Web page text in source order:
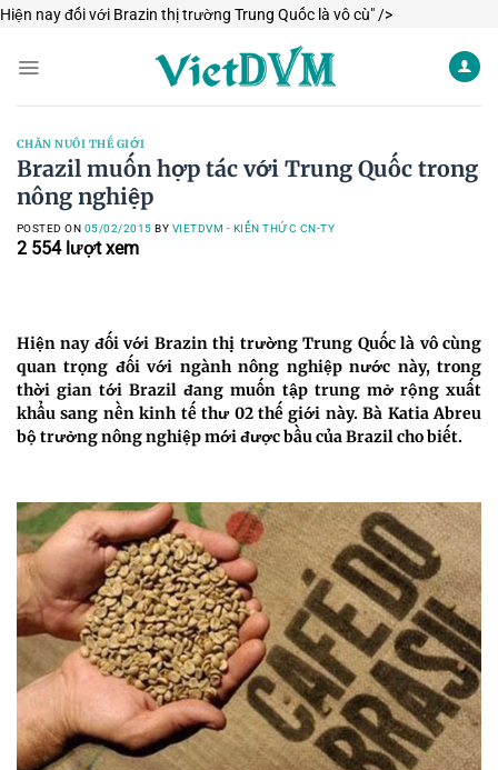
Hiện nay đối với Brazin thị trường Trung Quốc là vô cù" />Skip
CHĂN NUÔI THẾ GIỚI
Brazil muốn hợp tác với Trung Quốc trong
nông nghiệp
POSTED ON 05/02/2015 BY VIETDVM - KIẾN THỨC CN-TY
2 554 lượt xem
Hiện nay đối với Brazin thị trường Trung Quốc là vô cùng
quan trọng đối với ngành nông nghiệp nước này, trong
thời gian tới Brazil đang muốn tập trung mở rộng xuất
khẩu sang nền kinh tế thư 02 thế giới này. Bà Katia Abreu
bộ trưởng nông nghiệp mới được bầu của Brazil cho biết.